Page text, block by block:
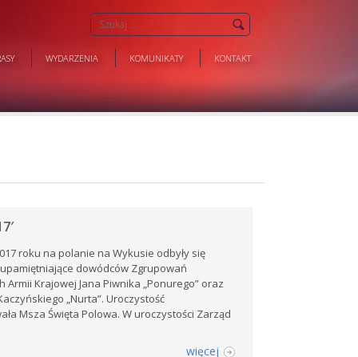
WYDARZENIA KOMUNIKATY KONTAKT
roku na polanie na Wykusie odbyły się
dowódców Zgrupowań
Armii Krajowej Jana Piwnika „Ponurego” oraz
„Nurta”. Uroczystość
Msza Święta Polowa. W uroczystości Zarząd
więcej